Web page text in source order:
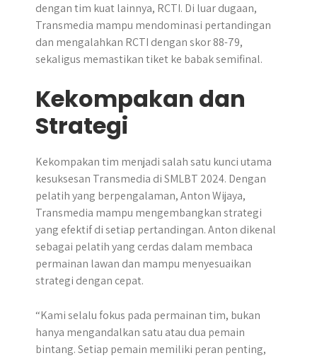
dengan tim kuat lainnya, RCTI. Di luar dugaan,
Transmedia mampu mendominasi pertandingan
dan mengalahkan RCTI dengan skor 88-79,
sekaligus memastikan tiket ke babak semifinal.
Kekompakan dan
Strategi
Kekompakan tim menjadi salah satu kunci utama
kesuksesan Transmedia di SMLBT 2024. Dengan
pelatih yang berpengalaman, Anton Wijaya,
Transmedia mampu mengembangkan strategi
yang efektif di setiap pertandingan. Anton dikenal
sebagai pelatih yang cerdas dalam membaca
permainan lawan dan mampu menyesuaikan
strategi dengan cepat.
“Kami selalu fokus pada permainan tim, bukan
hanya mengandalkan satu atau dua pemain
bintang. Setiap pemain memiliki peran penting,